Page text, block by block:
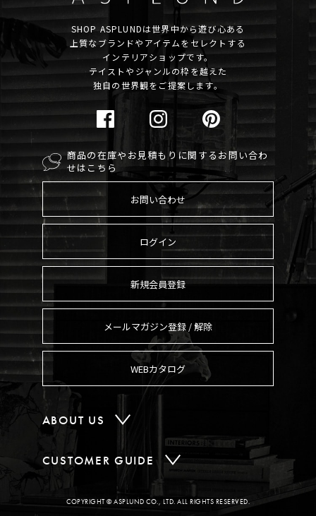
SHOP ASPLUNDは世界中から遊び心ある
上質なブランドやアイテムをセレクトする
インテリアショップです。
テイストやジャンルの枠を越えた
独自の世界観をご提案します。
商品の在庫やお見積もりに関するお問い合わ
せはこちら
お問い合わせ
ログイン
新規会員登録
メールマガジン登録 / 解除
WEBカタログ
ABOUT US
CUSTOMER GUIDE
COPYRIGHT © ASPLUND CO., LTD. ALL RIGHTS RESERVED.